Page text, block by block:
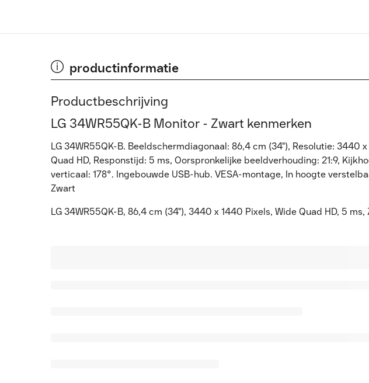
productinformatie
Productbeschrijving
LG 34WR55QK-B Monitor - Zwart kenmerken
LG 34WR55QK-B. Beeldschermdiagonaal: 86,4 cm (34"), Resolutie: 3440
Quad HD, Responstijd: 5 ms, Oorspronkelijke beeldverhouding: 21:9,
verticaal: 178°. Ingebouwde USB-hub. VESA-montage, In hoogte
Zwart
LG 34WR55QK-B, 86,4 cm (34"), 3440 x 1440 Pixels, Wide Quad HD, 5 ms,